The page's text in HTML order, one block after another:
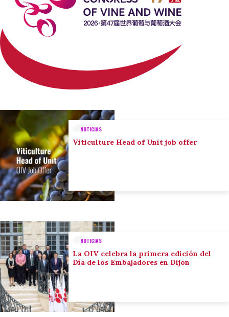
NOTICIAS
Viticulture Head of Unit job offer
NOTICIAS
La OIV celebra la primera edición del
Día de los Embajadores en Dijon